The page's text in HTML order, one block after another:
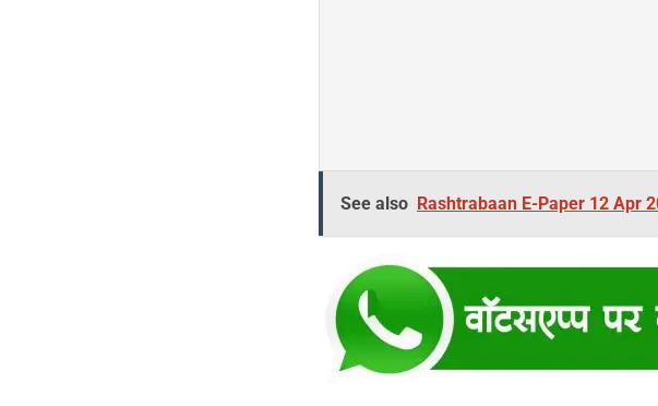
See also Rashtrabaan E-Paper 12 Apr